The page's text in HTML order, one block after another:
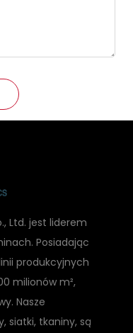
Ltd. jest liderem
Posiadając
produkcyjnych
milionów m²,
Nasze
siatki, tkaniny, są